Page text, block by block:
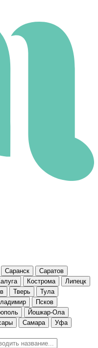
Саранск
Саратов
Кострома
Липецк
Тверь
Тула
Псков
Йошкар-Ола
Самара
Уфа